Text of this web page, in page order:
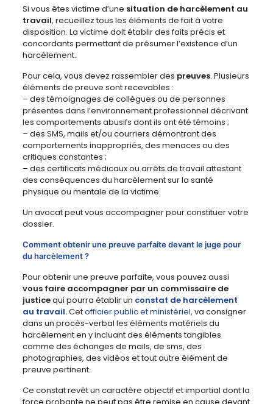
Si vous êtes victime d’une situation de harcèlement au
travail, recueillez tous les éléments de fait à votre
disposition. La victime doit établir des faits précis et
concordants permettant de présumer l’existence d’un
harcèlement.
Pour cela, vous devez rassembler des preuves. Plusieurs
éléments de preuve sont recevables :
– des témoignages de collègues ou de personnes
présentes dans l’environnement professionnel décrivant
les comportements abusifs dont ils ont été témoins ;
– des SMS, mails et/ou courriers démontrant des
comportements inappropriés, des menaces ou des
critiques constantes ;
– des certificats médicaux ou arrêts de travail attestant
des conséquences du harcèlement sur la santé
physique ou mentale de la victime.
Un avocat peut vous accompagner pour constituer votre
dossier.
Comment obtenir une preuve parfaite devant le juge pour
du harcèlement ?
Pour obtenir une preuve parfaite, vous pouvez aussi
vous faire accompagner par un commissaire de
justicequi pourra établir un constat de harcèlement
au travail.Cetofficier public et ministériel, va consigner
dans un procès-verbal les éléments matériels du
harcèlement en y incluant des éléments tangibles
comme des échanges de mails, de sms, des
photographies, des vidéos et tout autre élément de
preuve pertinent.
Ce constat revêt un caractère objectif et impartial dont la
force probante ne peut pas être remise en cause devant